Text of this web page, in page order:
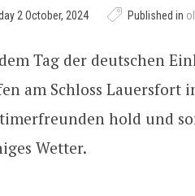
2 October, 2024 Published in
Tag der deutschen
am Schloss Lauersfort
hold und
Wetter.